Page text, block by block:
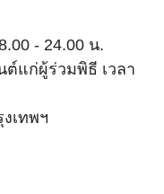
- 24.00 น.
แก่ผู้ร่วมพิธี เวลา
เทพฯ